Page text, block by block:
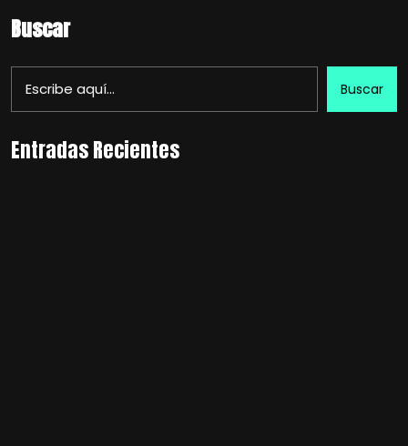
Buscar
Buscar
Entradas Recientes